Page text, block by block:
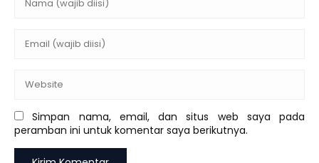
Simpan nama, email, dan situs web saya pada
peramban ini untuk komentar saya berikutnya.